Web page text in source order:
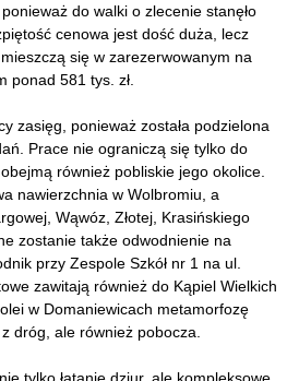
do walki o zlecenie stanęło
cenowa jest dość duża, lecz
się w zarezerwowanym na
ponad 581 tys. zł.
zasięg, ponieważ została podzielona
Prace nie ograniczą się tylko do
również pobliskie jego okolice.
nawierzchnia w Wolbromiu, a
Wąwóz, Złotej, Krasińskiego
zostanie także odwodnienie na
przy Zespole Szkół nr 1 na ul.
zawitają również do Kąpiel Wielkich
w Domaniewicach metamorfozę
dróg, ale również pobocza.
tylko łatanie dziur, ale kompleksowe